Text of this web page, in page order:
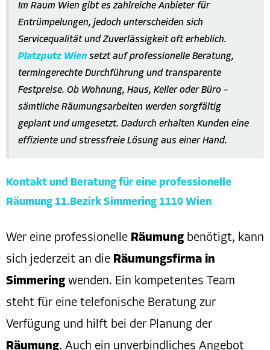
Im Raum Wien gibt es zahlreiche Anbieter für
Entrümpelungen, jedoch unterscheiden sich
Servicequalität und Zuverlässigkeit oft erheblich.
Platzputz Wien setzt auf professionelle Beratung,
termingerechte Durchführung und transparente
Festpreise. Ob Wohnung, Haus, Keller oder Büro –
sämtliche Räumungsarbeiten werden sorgfältig
geplant und umgesetzt. Dadurch erhalten Kunden eine
effiziente und stressfreie Lösung aus einer Hand.
Kontakt und Beratung für eine professionelle
Räumung 11.Bezirk Simmering 1110 Wien
Wer eine professionelle Räumung benötigt, kann
sich jederzeit an die Räumungsfirma in
Simmering wenden. Ein kompetentes Team
steht für eine telefonische Beratung zur
Verfügung und hilft bei der Planung der
Räumung. Auch ein unverbindliches Angebot